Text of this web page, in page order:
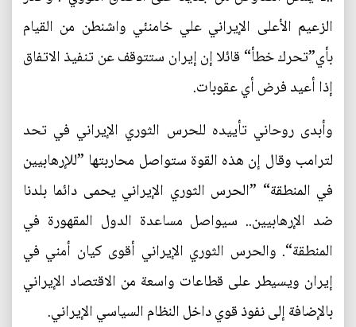
الزعيم الأعلى الإيراني علي خامنئي واشنطن من القيام
بأي”تحرك خطأ“ قائلا إن إيران ستتوقف عن تنفيذ الاتفاق
إذا أعيد فرض أي عقوبات.
وأبدى روحاني تأييده للحرس الثوري الإيراني في تحد
لترامب وقال إن هذه القوة ستواصل محاربتها ”للإرهابيين
في المنطقة“ ”الحرس الثوري الإيراني يحمى دائما بلدنا
ضد الإرهابيين.. سيواصل مساعدة الدول المقهورة في
المنطقة“. والحرس الثوري الإيراني أقوى كيان أمني في
إيران ويسيطر على قطاعات واسعة من الاقتصاد الإيراني
بالإضافة إلى نفوذ قوي داخل النظام السياسي الإيراني.